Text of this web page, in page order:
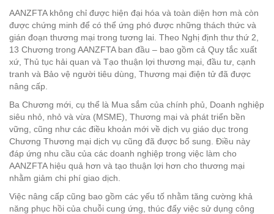
AANZFTA không chỉ được hiện đại hóa và toàn diện hơn mà còn
được chứng minh để có thể ứng phó được những thách thức và
gián đoạn thương mại trong tương lai. Theo Nghị định thư thứ 2,
13 Chương trong AANZFTA ban đầu – bao gồm cả Quy tắc xuất
xứ, Thủ tục hải quan và Tạo thuận lợi thương mại, đầu tư, cạnh
tranh và Bảo vệ người tiêu dùng, Thương mại điện tử đã được
nâng cấp.
Ba Chương mới, cụ thể là Mua sắm của chính phủ, Doanh nghiệp
siêu nhỏ, nhỏ và vừa (MSME), Thương mại và phát triển bền
vững, cũng như các điều khoản mới về dịch vụ giáo dục trong
Chương Thương mại dịch vụ cũng đã được bổ sung. Điều này
đáp ứng nhu cầu của các doanh nghiệp trong việc làm cho
AANZFTA hiệu quả hơn và tạo thuận lợi hơn cho thương mại
nhằm giảm chi phí giao dịch.
Việc nâng cấp cũng bao gồm các yếu tố nhằm tăng cường khả
năng phục hồi của chuỗi cung ứng, thúc đẩy việc sử dụng công